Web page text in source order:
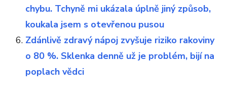
chybu. Tchyně mi ukázala úplně jiný způsob,
koukala jsem s otevřenou pusou
Zdánlivě zdravý nápoj zvyšuje riziko rakoviny
o 80 %. Sklenka denně už je problém, bijí na
poplach vědci